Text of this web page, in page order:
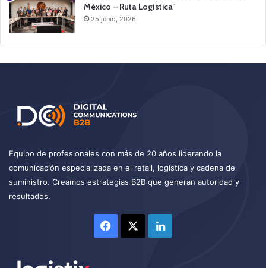
México – Ruta Logística”
25 junio, 2026
Equipo de profesionales con más de 20 años liderando la
comunicación especializada en el retail, logística y cadena de
suministro. Creamos estrategias B2B que generan autoridad y
resultados.
Facebook LinkedIn